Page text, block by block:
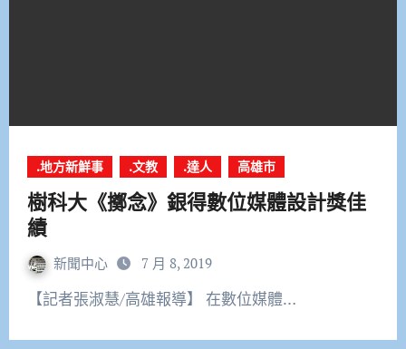
.地方新鮮事 .文教 .達人 高雄市
樹科大《擲念》銀得數位媒體設計獎佳
績
新聞中心 7 月 8, 2019
【記者張淑慧/高雄報導】 在數位媒體…